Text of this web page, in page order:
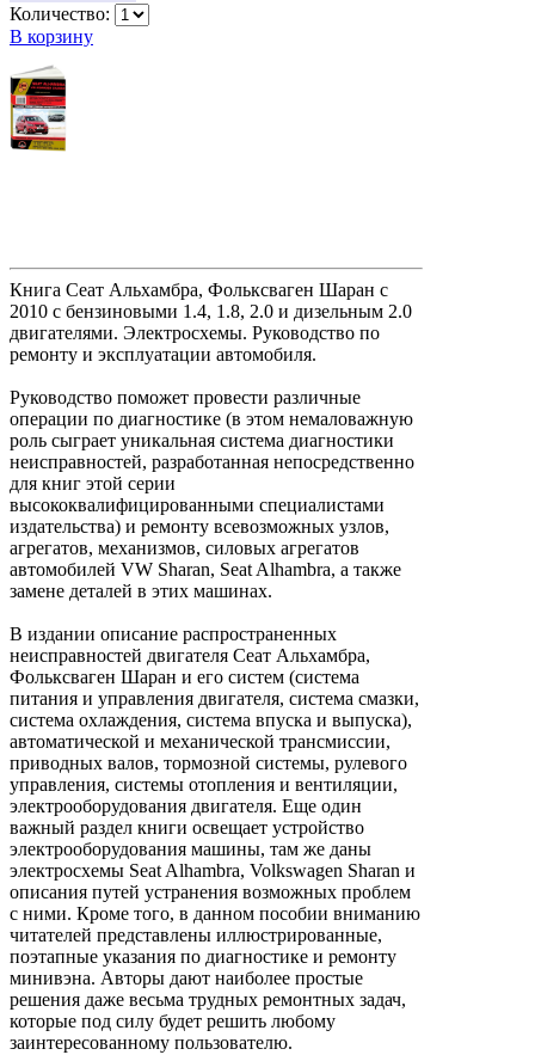
Количество:
В корзину
Книга Сеат Альхамбра, Фольксваген Шаран с
2010 с бензиновыми 1.4, 1.8, 2.0 и дизельным 2.0
двигателями. Электросхемы. Руководство по
ремонту и эксплуатации автомобиля.
Руководство поможет провести различные
операции по диагностике (в этом немаловажную
роль сыграет уникальная система диагностики
неисправностей, разработанная непосредственно
для книг этой серии
высококвалифицированными специалистами
издательства) и ремонту всевозможных узлов,
агрегатов, механизмов, силовых агрегатов
автомобилей VW Sharan, Seat Alhambra, а также
замене деталей в этих машинах.
В издании описание распространенных
неисправностей двигателя Сеат Альхамбра,
Фольксваген Шаран и его систем (система
питания и управления двигателя, система смазки,
система охлаждения, система впуска и выпуска),
автоматической и механической трансмиссии,
приводных валов, тормозной системы, рулевого
управления, системы отопления и вентиляции,
электрооборудования двигателя. Еще один
важный раздел книги освещает устройство
электрооборудования машины, там же даны
электросхемы Seat Alhambra, Volkswagen Sharan и
описания путей устранения возможных проблем
с ними. Кроме того, в данном пособии вниманию
читателей представлены иллюстрированные,
поэтапные указания по диагностике и ремонту
минивэна. Авторы дают наиболее простые
решения даже весьма трудных ремонтных задач,
которые под силу будет решить любому
заинтересованному пользователю.